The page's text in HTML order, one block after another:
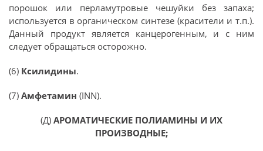
порошок или перламутровые чешуйки без запаха;
используется в органическом синтезе (красители и т.п.).
Данный продукт является канцерогенным, и с ним
следует обращаться осторожно.
(6) Ксилидины.
(7) Амфетамин (INN).
(Д) АРОМАТИЧЕСКИЕ ПОЛИАМИНЫ И ИХ
ПРОИЗВОДНЫЕ;